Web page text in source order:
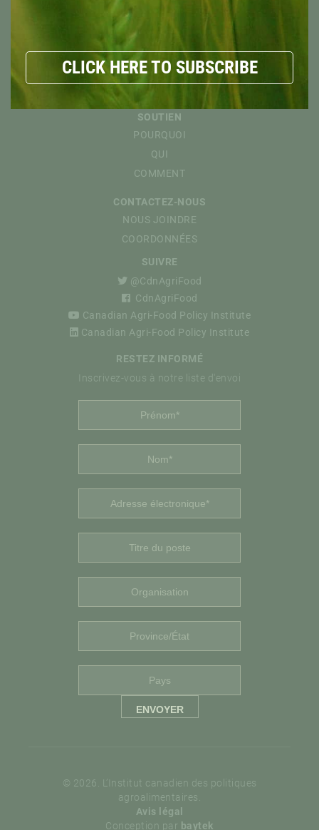
NOUVELLES
ÉVÉNEMENTS
WEBINAIRES DE L’ICPA
ÉVÉNEMENTS COMMANDITÉS
SOUTIEN
POURQUOI
QUI
COMMENT
CONTACTEZ-NOUS
NOUS JOINDRE
COORDONNÉES
SUIVRE
@CdnAgriFood
CdnAgriFood
Canadian Agri-Food Policy Institute
Canadian Agri-Food Policy Institute
RESTEZ INFORMÉ
Inscrivez-vous à notre liste d'envoi
© 2026. L’Institut canadien des politiques
agroalimentaires.
Avis légal
Conception par baytek
CLICK HERE TO SUBSCRIBE